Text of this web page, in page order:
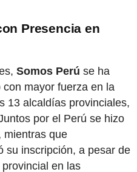
Presencia en
Somos Perú se ha
mayor fuerza en la
13 alcaldías provinciales,
por el Perú se hizo
mientras que
su inscripción, a pesar de
en las